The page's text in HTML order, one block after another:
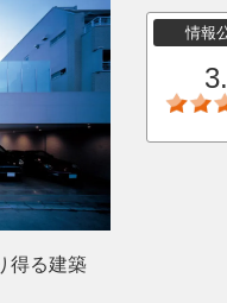
情報
得る建築